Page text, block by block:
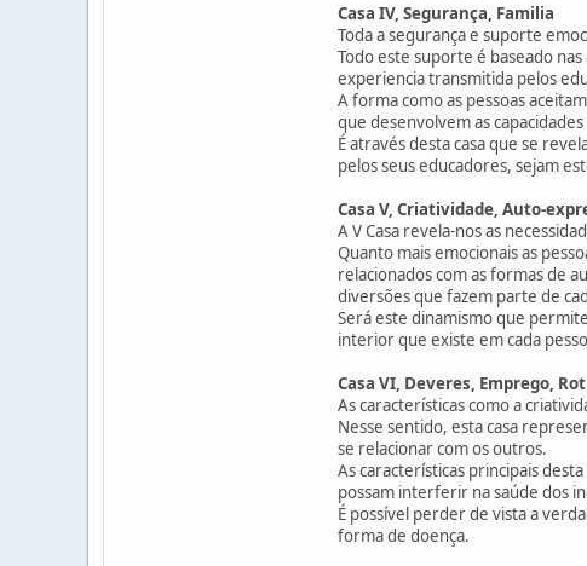
Casa IV, Segurança, Familia
Toda a segurança e suporte
Todo este suporte é baseado
experiencia transmitida pelos
A forma como as pessoas
que desenvolvem as
É através desta casa que se
pelos seus educadores, sejam
Casa V, Criatividade, Auto-
A V Casa revela-nos as
Quanto mais emocionais as
relacionados com as formas de
diversões que fazem parte de
Será este dinamismo que
interior que existe em cada
Casa VI, Deveres, Emprego,
As características como a
Nesse sentido, esta casa
se relacionar com os outros.
As características principais
possam interferir na saúde dos
É possível perder de vista a
forma de doença.